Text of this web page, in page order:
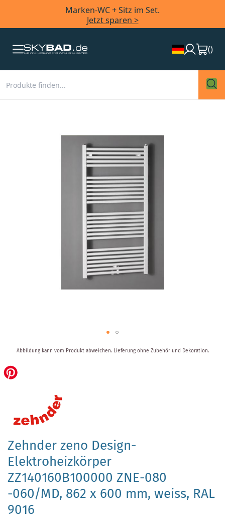
Marken-WC + Sitz im Set.
Jetzt sparen >
()
Zehnder zeno Design-
Elektroheizkörper
ZZ140160B100000 ZNE-080
-060/MD, 862 x 600 mm, weiss, RAL
9016
Anfang
der
Bildergalerie
Abbildung kann vom Produkt abweichen. Lieferung ohne Zubehör und Dekoration.